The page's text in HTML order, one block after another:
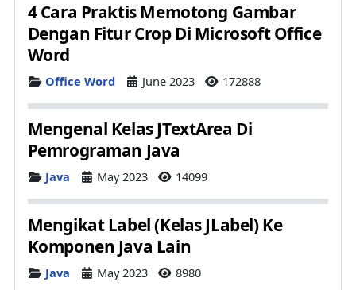
4 Cara Praktis Memotong Gambar
Dengan Fitur Crop Di Microsoft Office
Word
Details
Office Word June 2023 172888
Mengenal Kelas JTextArea Di
Pemrograman Java
Details
Java May 2023 14099
Mengikat Label (Kelas JLabel) Ke
Komponen Java Lain
Details
Java May 2023 8980